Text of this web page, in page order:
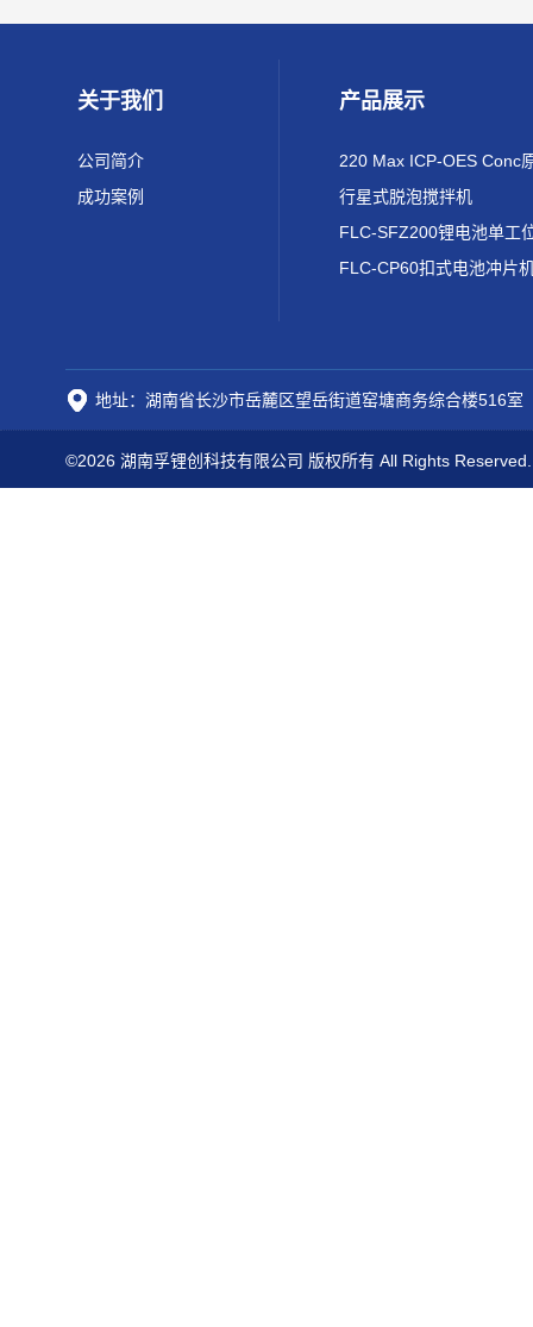
关于我们
公司简介
成功案例
产品展示
行星式脱泡搅拌机
FLC-CP60扣式电池冲片
地址：湖南省长沙市岳麓区望岳街道窑塘商务综合楼516室
©2026 湖南孚锂创科技有限公司 版权所有 All Rights